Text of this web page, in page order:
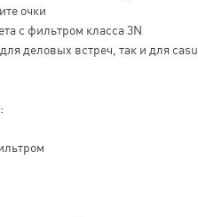
очки
с фильтром класса 3N
деловых встреч, так и для